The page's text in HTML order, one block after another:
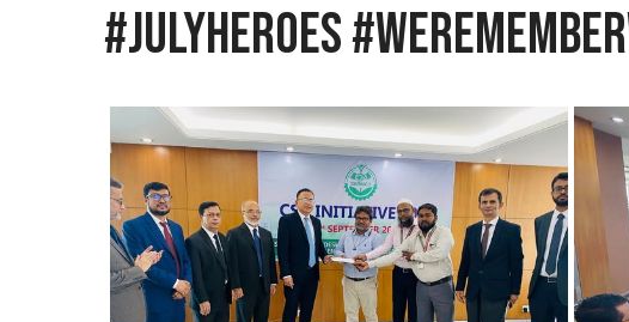
#JulyHeroes